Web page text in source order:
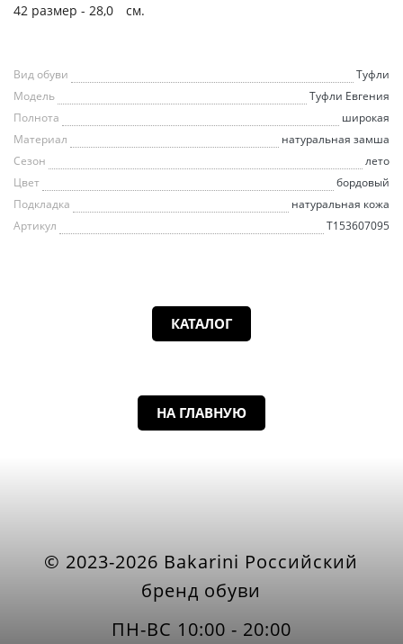
42 размер - 28,0 см.
Вид обуви
Туфли
Модель
Туфли Евгения
Полнота
широкая
Материал
натуральная замша
Сезон
лето
Цвет
бордовый
Подкладка
натуральная кожа
Артикул
T153607095
КАТАЛОГ
НА ГЛАВНУЮ
© 2023-2026 Bakarini Российский
бренд обуви
ПН-ВС 10:00 - 20:00